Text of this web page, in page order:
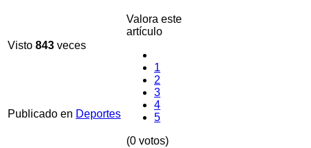
Visto 843 veces
Valora este
artículo
1
2
3
4
5
(0 votos)
Publicado en Deportes